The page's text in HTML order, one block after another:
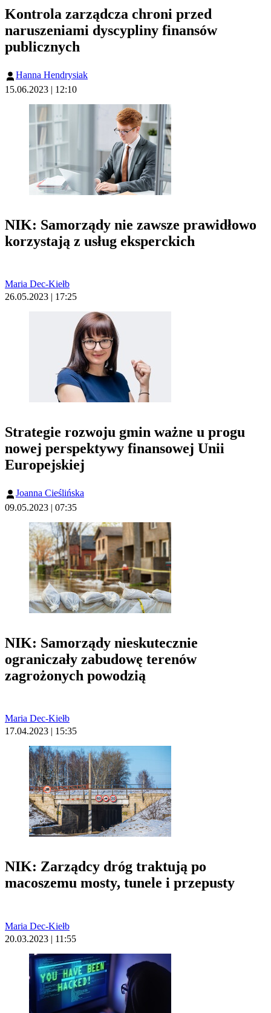
Kontrola zarządcza chroni przed
naruszeniami dyscypliny finansów
publicznych
Hanna Hendrysiak
15.06.2023 | 12:10
NIK: Samorządy nie zawsze prawidłowo
korzystają z usług eksperckich
Maria Dec-Kiełb
26.05.2023 | 17:25
Strategie rozwoju gmin ważne u progu
nowej perspektywy finansowej Unii
Europejskiej
Joanna Cieślińska
09.05.2023 | 07:35
NIK: Samorządy nieskutecznie
ograniczały zabudowę terenów
zagrożonych powodzią
Maria Dec-Kiełb
17.04.2023 | 15:35
NIK: Zarządcy dróg traktują po
macoszemu mosty, tunele i przepusty
Maria Dec-Kiełb
20.03.2023 | 11:55